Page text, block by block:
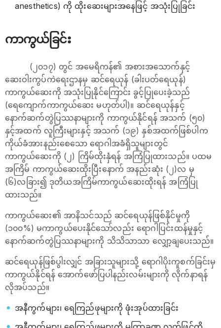
anesthetics) ကို ထိုးဆေးများအနေဖြင့် အသုံးပြုခြင်း
ကာကွယ်ခြင်း
(၂၀၁၇) တွင် အမေရိကန်၏ အစားအသောက်နှင့်
ဆေးဝါးကွပ်ကဲရေးဌာနမှ ဆင်ရေယုန် (ခါးပတ်‌ရေယုန်)
ကာကွယ်ဆေးကို အသုံးပြုနိုင်ကြောင်း ခွင့်ပြုပေးခဲ့သည်
(ရေကျောက်ကာကွယ်ဆေး မဟုတ်ပါ)။ ဆင်ရေယုန်နှင့်
နောက်ဆက်တွဲပြဿနာများကို ကာကွယ်နိုင်ရန် အသက် (၅၀)
နှင့်အထက် လူကြီးများနှင့် အသက် (၁၉) နှစ်အထက်ဖြစ်ပါက
ကိုယ်ခံအားနည်းစေသော ရောဂါအခံရှိသူများတွင်
ကာကွယ်ဆေးကို (၂) ကြိမ်ထိုးနှံရန် အကြံပြုထားသည်။ ပထမ
အကြိမ် ကာကွယ်ဆေးထိုးပြီးနောက် အနည်းဆုံး (၂)လ မှ
(၆)လခြား၍ ဒုတိယအကြိမ်ကာကွယ်ဆေးထိုးရန် အကြံပြု
ထားသည်။
ကာကွယ်ဆေး၏ အာနိသင်သည် ဆင်ရေယုန်ဖြစ်နိုင်မှုကို
(၁၀၀%) မကာကွယ်ပေးနိုင်သော်လည်း ရောဂါပြင်းထန်မှုနှင့်
နောက်ဆက်တွဲပြဿနာများကို သိသိသာသာ လျှော့ချပေးသည်။
ဆင်ရေယုန်ဖြစ်ပွါးလျှင် အခြားသူများသို့ ရောဂါပိုးကူစက်ခြင်းမှ
ကာကွယ်နိုင်ရန် ‌အောက်ဖော်ပြပါနည်းလမ်းများကို လိုက်နာရန်
လိုအပ်သည်။
အနီကွက်များ၊ ရေကြည်ဖုများကို ဖုံးအုပ်ထားခြင်း